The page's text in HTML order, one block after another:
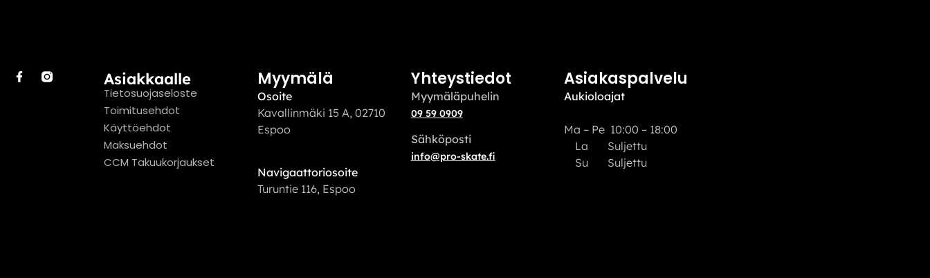
Asiakkaalle
Tietosuojaseloste
Toimitusehdot
Käyttöehdot
Maksuehdot
CCM Takuukorjaukset
Myymälä
Osoite
Kavallinmäki 15 A, 02710
Espoo
Navigaattoriosoite
Turuntie 116, Espoo
Yhteystiedot
Myymäläpuhelin
09 59 0909
Sähköposti
info@pro-skate.fi
Asiakaspalvelu
Aukioloajat
Ma – Pe 10:00 – 18:00
La Suljettu
Su Suljettu